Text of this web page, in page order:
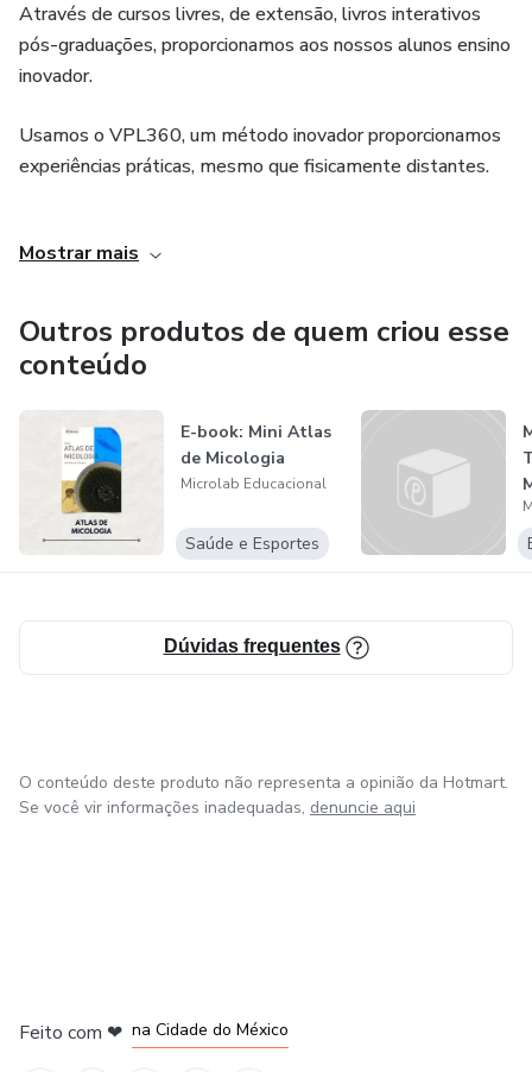
Através de cursos livres, de extensão, livros interativos
pós-graduações, proporcionamos aos nossos alunos ensino
inovador.
Usamos o VPL360, um método inovador proporcionamos
experiências práticas, mesmo que fisicamente distantes.
Mostrar mais
Outros produtos de quem criou esse
conteúdo
E-book: Mini Atlas
de Micologia
Microlab Educacional
Saúde e Esportes
Dúvidas frequentes
O conteúdo deste produto não representa a opinião da Hotmart.
Se você vir informações inadequadas, denuncie aqui
Feito com ❤ na Cidade do México